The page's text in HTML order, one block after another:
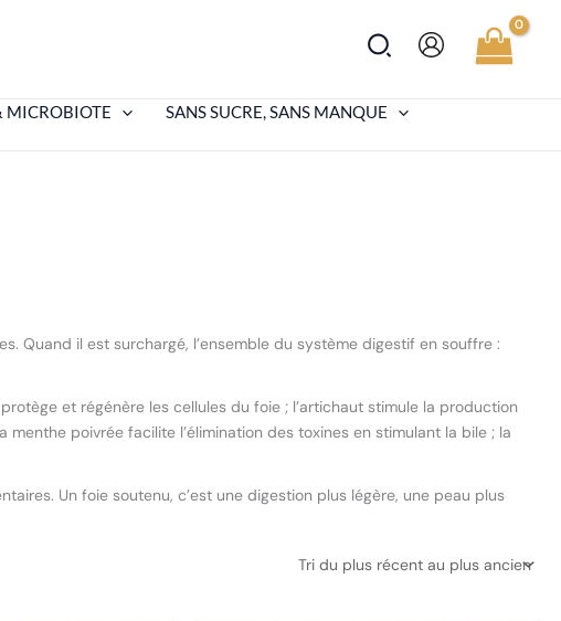
Rechercher
MICROBIOTE
SANS SUCRE, SANS MANQUE
Quand il est surchargé, l’ensemble du système digestif en souffre :
et régénère les cellules du foie ; l’artichaut stimule la production
poivrée facilite l’élimination des toxines en stimulant la bile ; la
Un foie soutenu, c’est une digestion plus légère, une peau plus